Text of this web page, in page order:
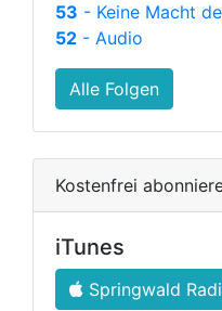
53 - Keine Macht
52 - Audio
Alle Folgen
Kostenfrei
iTunes
Springwald